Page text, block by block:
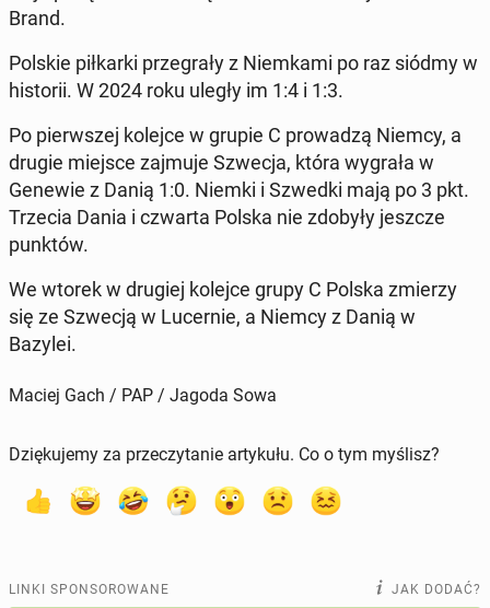
Brand.
Polskie pił­kar­ki prze­gra­ły z Niem­ka­mi po raz siódmy w
hi­sto­rii. W 2024 roku uległy im 1:4 i 1:3.
Po pierw­szej kolejce w grupie C pro­wa­dzą Niemcy, a
drugie miejsce zajmuje Szwecja, która wygrała w
Genewie z Danią 1:0. Niemki i Szwedki mają po 3 pkt.
Trzecia Dania i czwarta Polska nie zdobyły jeszcze
punktów.
We wtorek w drugiej kolejce grupy C Polska zmierzy
się ze Szwecją w Lu­cer­nie, a Niemcy z Danią w
Bazylei.
Maciej Gach / PAP / Jagoda Sowa
Dziękujemy za przeczytanie artykułu. Co o tym myślisz?
LINKI SPONSOROWANE JAK DODAĆ?